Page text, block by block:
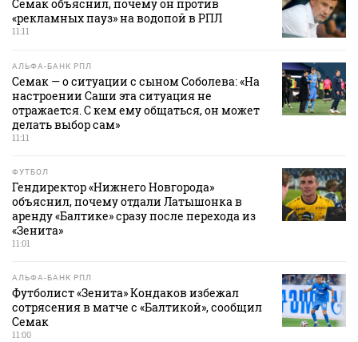
Семак объяснил, почему он против
«рекламных пауз» на водопой в РПЛ
11:11
АЛЬФА-БАНК РПЛ
Семак — о ситуации с сыном Соболева: «На
настроении Саши эта ситуация не
отражается. С кем ему общаться, он может
делать выбор сам»
11:11
ФУТБОЛ
Гендиректор «Нижнего Новгорода»
объяснил, почему отдали Латышонка в
аренду «Балтике» сразу после перехода из
«Зенита»
11:01
АЛЬФА-БАНК РПЛ
Футболист «Зенита» Кондаков избежал
сотрясения в матче с «Балтикой», сообщил
Семак
11:00